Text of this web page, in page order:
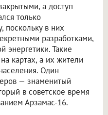
а доступ
только
поскольку в них
разработками,
энергетики. Такие
картах, а их жители
Один
— знаменитый
в советское время
Арзамас-16.